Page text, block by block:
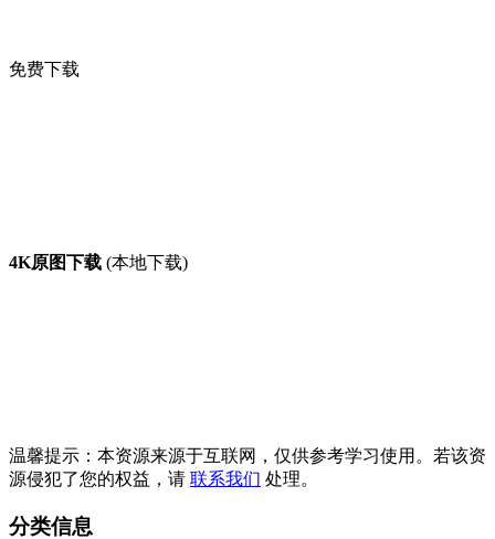
免费下载
4K原图下载 (本地下载)
温馨提示：本资源来源于互联网，仅供参考学习使用。若该资
源侵犯了您的权益，请 联系我们 处理。
分类信息